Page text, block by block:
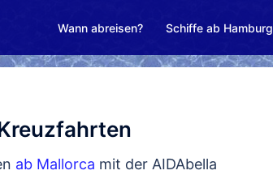
Wann abreisen? Schiffe ab Hamburg
ab Mallorca mit der AIDAbella